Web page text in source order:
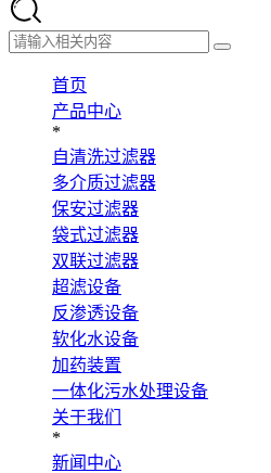
首页
产品中心
*
自清洗过滤器
多介质过滤器
保安过滤器
袋式过滤器
双联过滤器
超滤设备
反渗透设备
软化水设备
加药装置
一体化污水处理设备
关于我们
*
新闻中心